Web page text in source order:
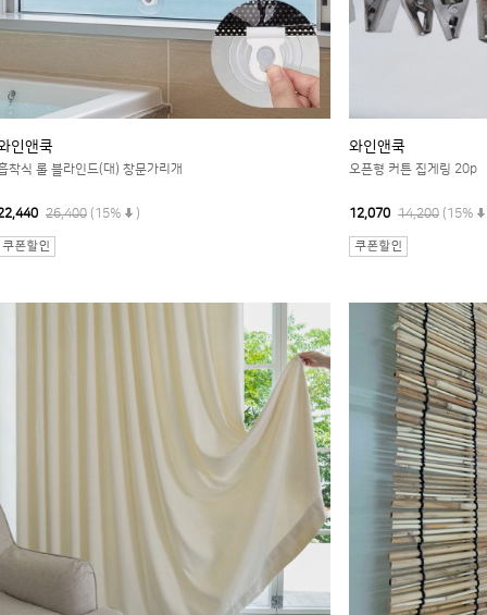
인앤쿡
착식 롤 블라인드(대) 창문가리개
26,400 (15% )
와인앤쿡
오픈형 커튼 집게링 20p
12,070 14,200 (15%